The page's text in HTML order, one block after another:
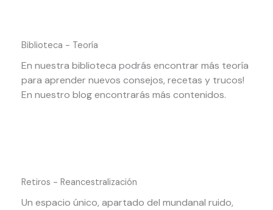
Biblioteca - Teoría
En nuestra biblioteca podrás encontrar más teoría
para aprender nuevos consejos, recetas y trucos!
En nuestro blog encontrarás más contenidos.
Retiros - Reancestralización
Un espacio único, apartado del mundanal ruido,